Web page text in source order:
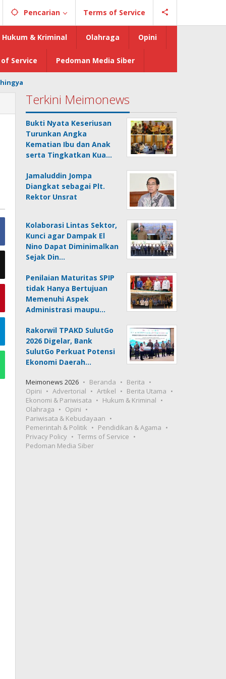
Pencarian Terms of Service
Hukum & Kriminal Olahraga Opini
Service Pedoman Media Siber
Terkini Meimonews
Bukti Nyata Keseriusan
Turunkan Angka
Kematian Ibu dan Anak
serta Tingkatkan Kua…
Jamaluddin Jompa
Diangkat sebagai Plt.
Rektor Unsrat
Kolaborasi Lintas Sektor,
Kunci agar Dampak El
Nino Dapat Diminimalkan
Sejak Din…
Penilaian Maturitas SPIP
tidak Hanya Bertujuan
Memenuhi Aspek
Administrasi maupu…
Rakorwil TPAKD SulutGo
2026 Digelar, Bank
SulutGo Perkuat Potensi
Ekonomi Daerah…
Meimonews 2026 Beranda
Berita
Opini
Advertorial Artikel
Berita Utama
Ekonomi & Pariwisata
Hukum & Kriminal
Olahraga
Opini
Pariwisata & Kebudayaan
Pemerintah & Politik
Pendidikan & Agama
Privacy Policy
Terms of Service
Pedoman Media Siber